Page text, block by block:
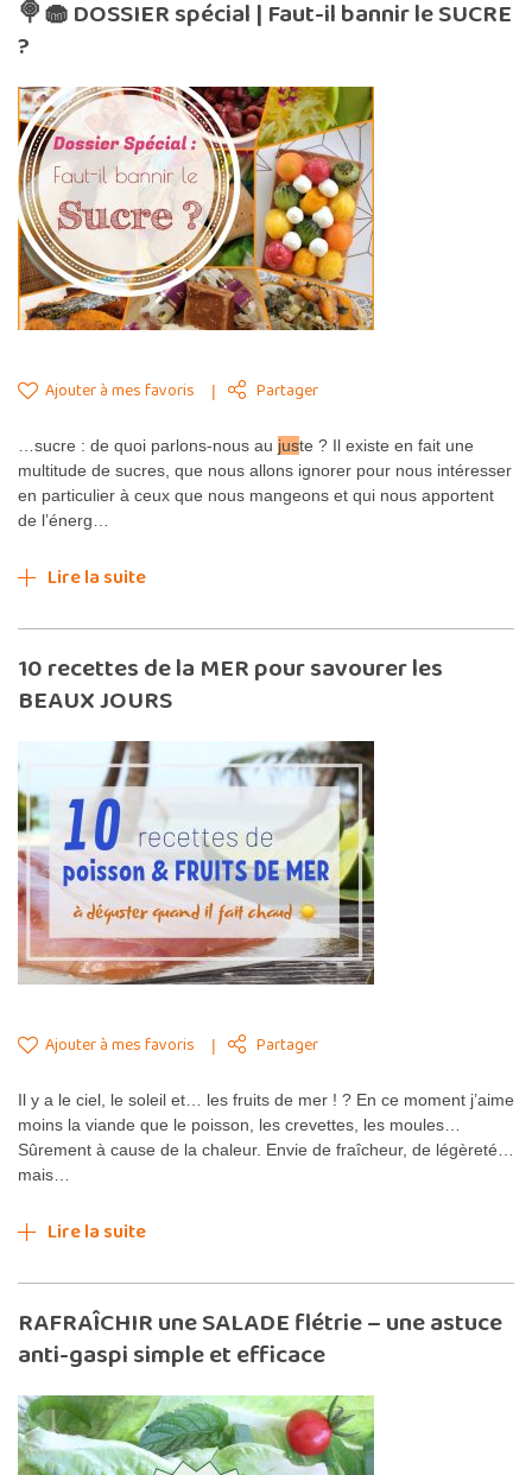
🍭🧁 DOSSIER spécial | Faut-il bannir le SUCRE
?
Ajouter à mes favoris Partager
…sucre : de quoi parlons-nous au juste ? Il existe en fait une
multitude de sucres, que nous allons ignorer pour nous intéresser
en particulier à ceux que nous mangeons et qui nous apportent
de l’énerg…
Lire la suite
10 recettes de la MER pour savourer les
BEAUX JOURS
Ajouter à mes favoris Partager
Il y a le ciel, le soleil et… les fruits de mer ! ? En ce moment j’aime
moins la viande que le poisson, les crevettes, les moules…
Sûrement à cause de la chaleur. Envie de fraîcheur, de légèreté…
mais…
Lire la suite
RAFRAÎCHIR une SALADE flétrie – une astuce
anti-gaspi simple et efficace